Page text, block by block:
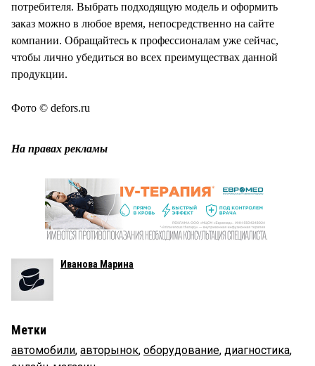
потребителя. Выбрать подходящую модель и оформить
заказ можно в любое время, непосредственно на сайте
компании. Обращайтесь к профессионалам уже сейчас,
чтобы лично убедиться во всех преимуществах данной
продукции.
Фото © defors.ru
На правах рекламы
Иванова Марина
Метки
автомобили, авторынок, оборудование, диагностика,